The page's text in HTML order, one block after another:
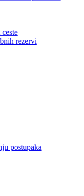
rezervi
postupaka